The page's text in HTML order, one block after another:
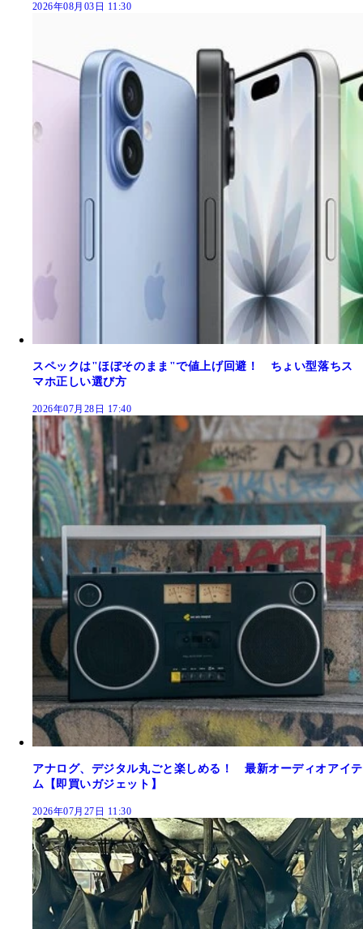
2026年08月03日 11:30
スペックは"ほぼそのまま"で値上げ回避！ ちょい型落ちス
マホ正しい選び方
2026年07月28日 17:40
アナログ、デジタル丸ごと楽しめる！ 最新オーディオアイテ
ム【即買いガジェット】
2026年07月27日 11:30